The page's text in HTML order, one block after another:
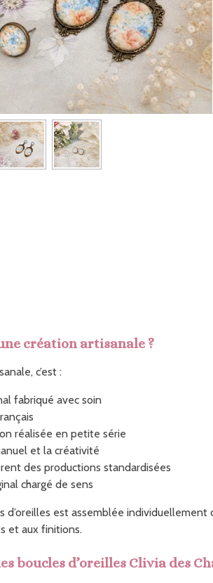
création artisanale ?
c’est :
fabriqué avec soin
réalisée en petite série
et la créativité
des productions standardisées
chargé de sens
d’oreilles est assemblée
et aux finitions.
boucles d’oreilles Clivia des